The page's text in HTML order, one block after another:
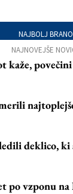
NAJBOLJ BRANO
NAJNOVEJŠE
kaže,
deklico, ki
po vzponu na